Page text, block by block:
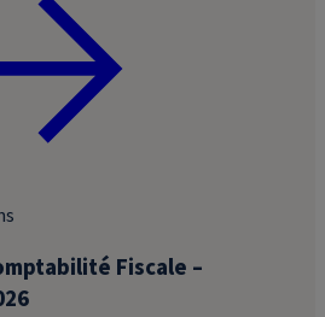
Fiscale –